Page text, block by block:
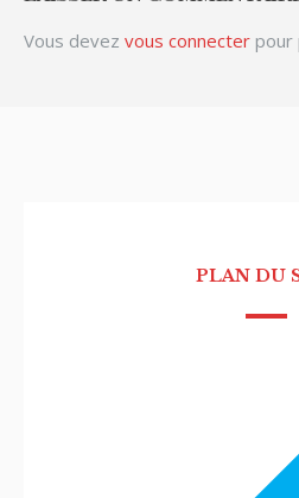
Vous devez vous connecter pour
PLAN DU